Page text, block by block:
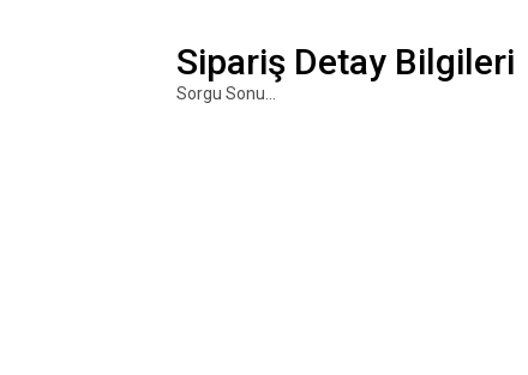
Sipariş Detay Bilgileri
Sorgu Sonu...